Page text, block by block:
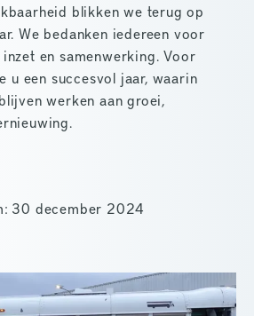
blikken we terug op
We bedanken iedereen voor
en samenwerking. Voor
u een succesvol jaar, waarin
werken aan groei,
30 december 2024